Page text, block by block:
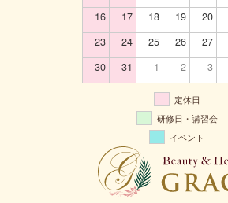
16
17 18 19 20
23
24 25 26 27
30
31 1 2 3
定休日
研修日・講習会
イベント